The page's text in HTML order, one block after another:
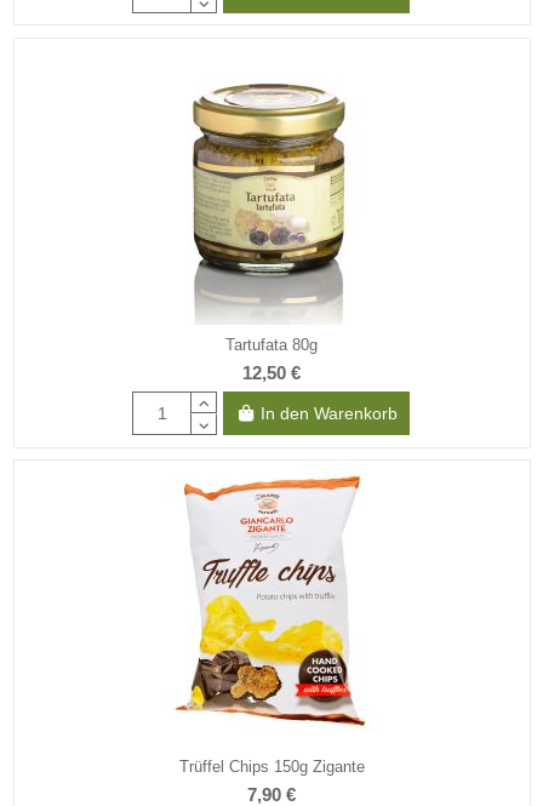
Tartufata 80g
12,50 €
In den Warenkorb
Trüffel Chips 150g Zigante
7,90 €